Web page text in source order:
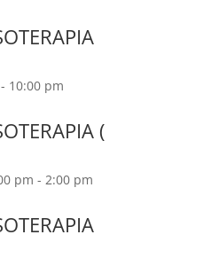
- 10:00 pm
(
pm - 2:00 pm